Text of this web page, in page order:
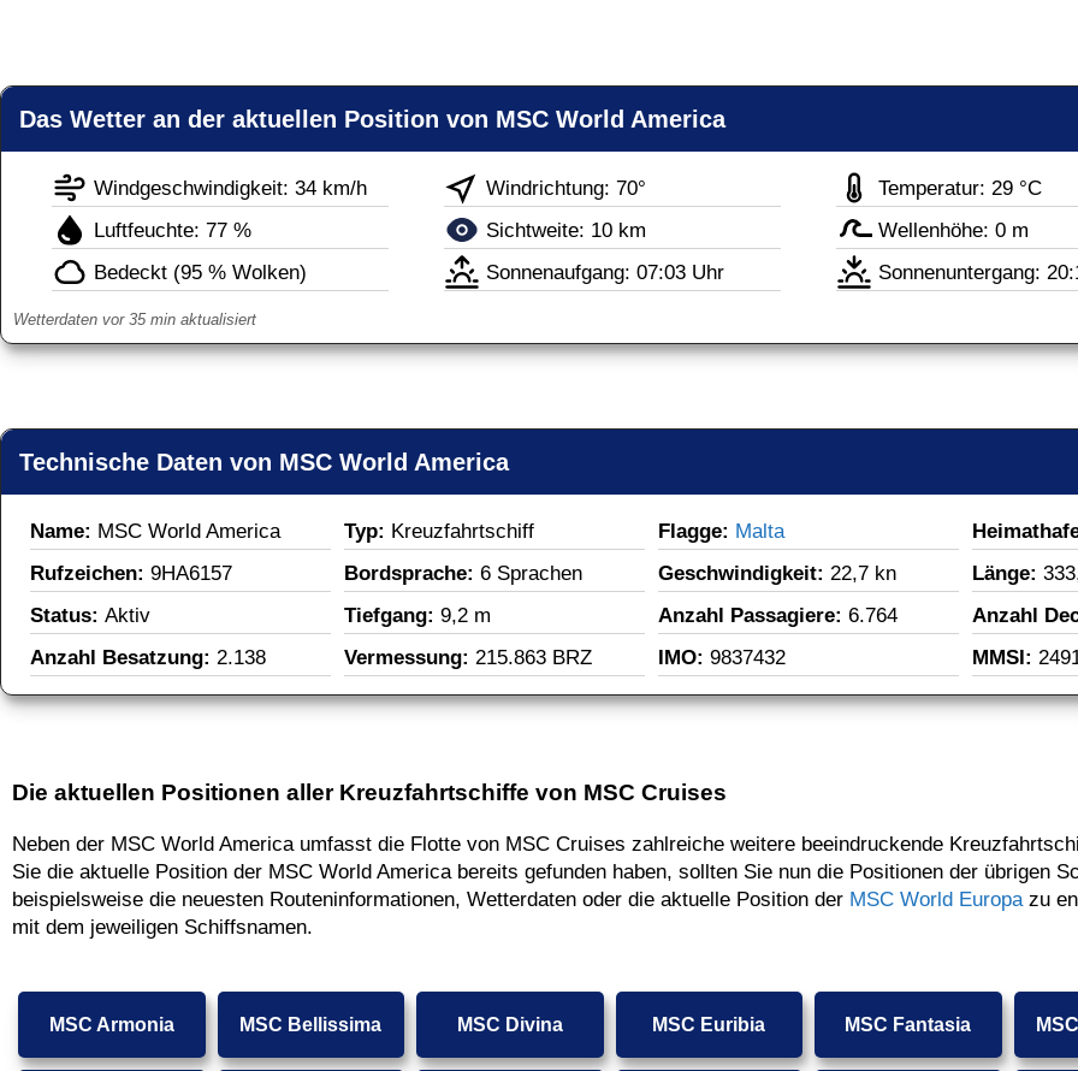
Das Wetter an der aktuellen Position von MSC World America
Windgeschwindigkeit: 34 km/h Windrichtung: 70°
Temperatur: 29 °C
Luftfeuchte: 77 %
Sichtweite: 10 km
Wellenhöhe: 0 m
Bedeckt (95 % Wolken)
Sonnenaufgang: 07:03 Uhr Sonnenuntergang:
Wetterdaten vor 35 min aktualisiert
Technische Daten von MSC World America
Name: MSC World America Typ: Kreuzfahrtschiff Flagge: Malta
Rufzeichen: 9HA6157 Bordsprache: 6 Sprachen Geschwindigkeit: 22,7 kn Länge:
Status: Aktiv Tiefgang: 9,2 m Anzahl Passagiere: 6.764
Anzahl
Anzahl Besatzung: 2.138 Vermessung: 215.863 BRZ IMO: 9837432 MMSI:
Die aktuellen Positionen aller Kreuzfahrtschiffe von MSC Cruises
Neben der MSC World America umfasst die Flotte von MSC Cruises zahlreiche weitere beeindruckende
Sie die aktuelle Position der MSC World America bereits gefunden haben, sollten Sie nun die Positionen der übrigen
beispielsweise die neuesten Routeninformationen, Wetterdaten oder die aktuelle Position der MSC World Europazu
mit dem jeweiligen Schiffsnamen.
MSC Armonia MSC Bellissima MSC Divina MSC Euribia MSC Fantasia